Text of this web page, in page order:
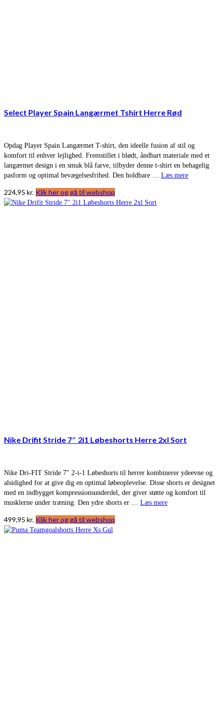
Select Player Spain Langærmet Tshirt Herre Rød
Opdag Player Spain Langærmet T-shirt, den ideelle fusion af stil og
komfort til enhver lejlighed. Fremstillet i blødt, åndbart materiale med et
langærmet design i en smuk blå farve, tilbyder denne t-shirt en behagelig
pasform og optimal bevægelsesfrihed. Den holdbare … Læs mere
224,95 kr. Klik her og gå til webshop
Nike Drifit Stride 7″ 2i1 Løbeshorts Herre 2xl Sort
Nike Dri-FIT Stride 7″ 2-i-1 Løbeshorts til herrer kombinerer ydeevne og
alsidighed for at give dig en optimal løbeoplevelse. Disse shorts er designet
med en indbygget kompressionsunderdel, der giver støtte og komfort til
musklerne under træning. Den ydre shorts er … Læs mere
499,95 kr. Klik her og gå til webshop